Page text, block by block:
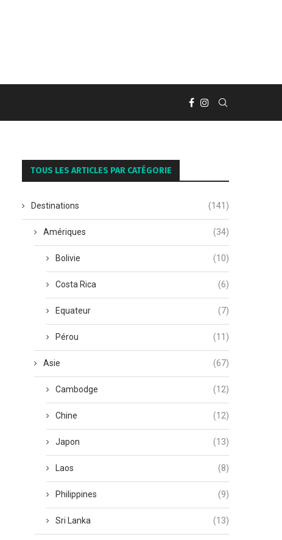
TOUS LES ARTICLES PAR CATÉGORIE
Destinations (141)
Amériques (34)
Bolivie (10)
Costa Rica (6)
Equateur (7)
Pérou (11)
Asie (67)
Cambodge (12)
Chine (12)
Japon (13)
Laos (8)
Philippines (9)
Sri Lanka (13)